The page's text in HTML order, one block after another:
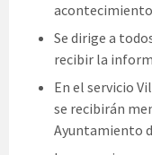
Se dirige a
recibir la
En el servicio
se recibirán
Ayuntamiento